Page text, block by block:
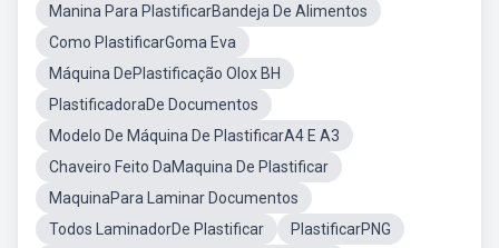
Manina Para PlastificarBandeja De Alimentos
Como PlastificarGoma Eva
Máquina DePlastificação Olox BH
PlastificadoraDe Documentos
Modelo De Máquina De PlastificarA4 E A3
Chaveiro Feito DaMaquina De Plastificar
MaquinaPara Laminar Documentos
Todos LaminadorDe Plastificar
PlastificarPNG